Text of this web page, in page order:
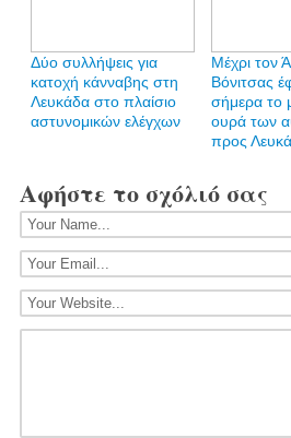
Δύο συλλήψεις για
κατοχή κάνναβης στη
Λευκάδα στο πλαίσιο
αστυνομικών ελέγχων
Mέχρι τον
Βόνιτσας
σήμερα το
ουρά των
προς
Αφήστε το σχόλιό σας